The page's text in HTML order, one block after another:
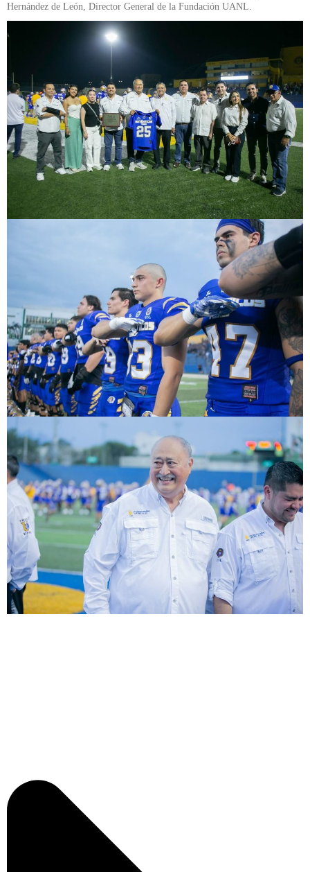
Hernández de León, Director General de la Fundación UANL.